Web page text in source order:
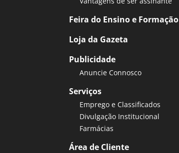
Feira do Ensino e Formação
Loja da Gazeta
Publicidade
Anuncie Connosco
Serviços
Emprego e Classificados
Divulgação Institucional
Farmácias
Área de Cliente